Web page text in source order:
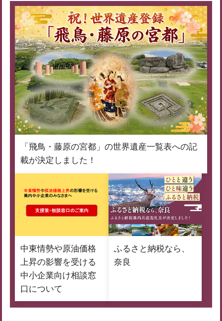
「飛鳥・藤原の宮都」の世界遺産一覧表への記
載が決定しました！
中東情勢や原油価格
上昇の影響を受ける
中小企業向け相談窓
口について
ふるさと納税なら、
奈良